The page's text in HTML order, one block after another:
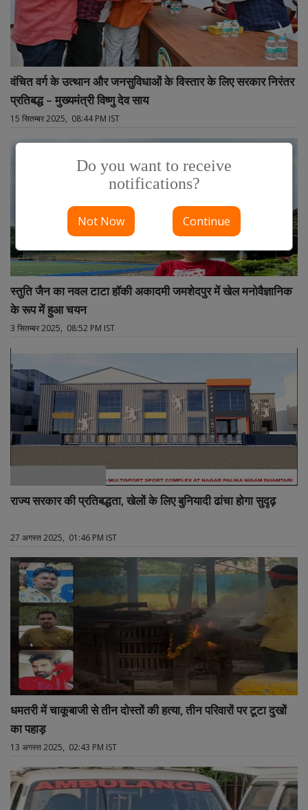
वंचित वर्ग के उत्थान और जनसुविधाओं के विस्तार के लिए सरकार निरंतर
प्रतिबद्ध – मुख्यमंत्री विष्णु देव साय
15 सितम्बर 2025, 08:44 PM IST
स्तुति जैन का नवल टाटा हॉकी अकादमी जमशेदपुर में खेल मनोवैज्ञानिक
के रूप में हुआ चयन
3 सितम्बर 2025, 08:52 PM IST
राज्य सरकार की प्रतिबद्धता, खेलों के लिए बुनियादी ढांचा होगा सुदृढ़
27 अगस्त 2025, 01:46 PM IST
धमतरी में चाकूबाजी से तीन दोस्तों की हत्या, तीन परिवारों पर टूटा दुखों
का पहाड़
13 अगस्त 2025, 02:43 PM IST
Do you want to receive
notifications?
Not Now Continue